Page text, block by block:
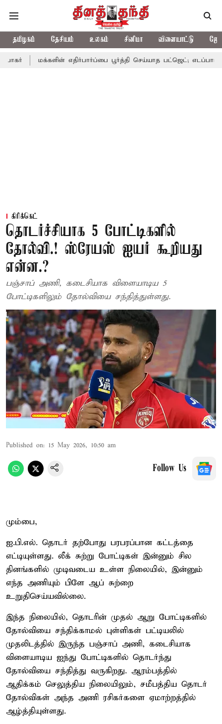
தமிழகம் தேசியம் உலகம் சினிமா விளையாட்டு
எதிர்பார்ப்பை பூர்த்தி செய்யாத பட்ஜெட்; எடப்பாடி பழனிசாமி
கிரிக்கெட்
தொடர்ச்சியாக 5 போட்டிகளில்
தோல்வி.! ஸ்ரேயஸ் ஐயர் கூறியது
என்ன.?
பஞ்சாப் அணி, கடைசியாக விளையாடிய 5
போட்டிகளிலும் தோல்வியை சந்தித்துள்ளது.
Published on: 15 May 2026, 10:50 am
Follow Us
மும்பை,
ஐ.பி.எல். தொடர் தற்போது பரபரப்பான கட்டத்தை
எட்டியுள்ளது. லீக் சுற்று போட்டிகள் இன்னும் சில
தினங்களில் முடிவடைய உள்ள நிலையில், இன்னும்
எந்த அணியும் பிளே ஆப் சுற்றை
உறுதிசெய்யவில்லை.
இந்த நிலையில், தொடரின் முதல் ஆறு போட்டிகளில்
தோல்வியை சந்திக்காமல் புள்ளிகள் பட்டியலில்
முதலிடத்தில் இருந்த பஞ்சாப் அணி, கடைசியாக
விளையாடிய ஐந்து போட்டிகளில் தொடர்ந்து
தோல்வியை சந்தித்து வருகிறது. ஆரம்பத்தில்
ஆதிக்கம் செலுத்திய நிலையிலும், சமீபத்திய தொடர்
தோல்விகள் அந்த அணி ரசிகர்களை ஏமாற்றத்தில்
ஆழ்த்தியுள்ளது.